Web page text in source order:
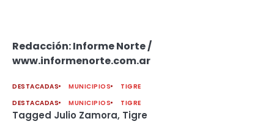
Redacción: Informe Norte /
www.informenorte.com.ar
DESTACADAS MUNICIPIOS
TIGRE
DESTACADAS
MUNICIPIOS TIGRE
Tagged Julio Zamora, Tigre